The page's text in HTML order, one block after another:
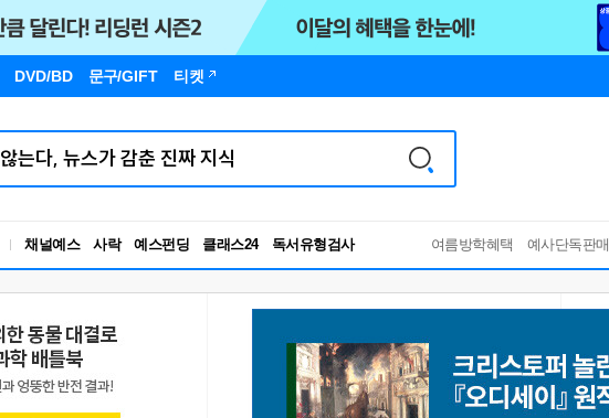
DVD/BD 문구/GIFT 티켓
채널예스 사락 예스펀딩 클래스24
RBTI Lab
독서유형검사
여름방학혜택 예사단독판매